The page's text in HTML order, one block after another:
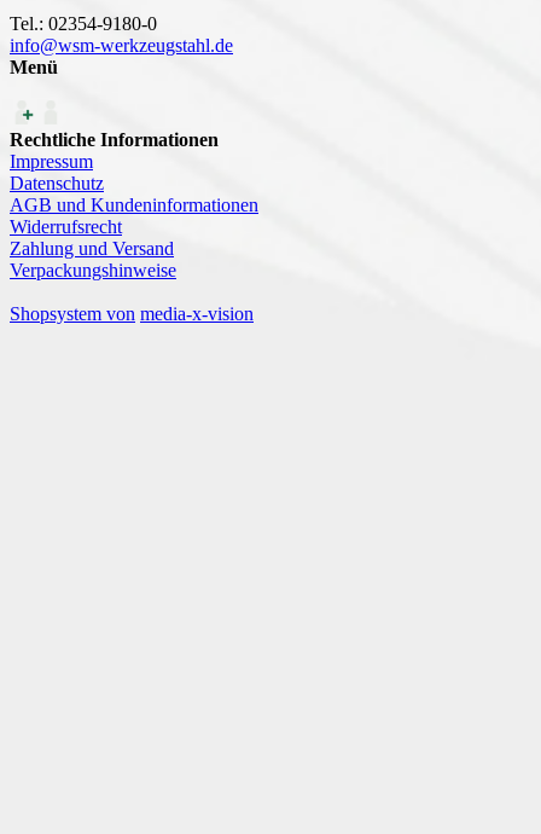
Tel.: 02354-9180-0
info@wsm-werkzeugstahl.de
Menü
Rechtliche Informationen
Impressum
Datenschutz
AGB und Kundeninformationen
Widerrufsrecht
Zahlung und Versand
Verpackungshinweise
Shopsystem von media-x-vision